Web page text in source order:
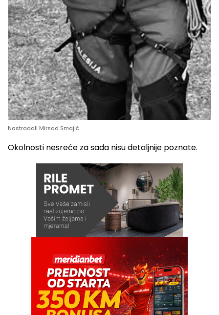
Nastradali Mirsad Smajić
Okolnosti nesreće za sada nisu detaljnije poznate.